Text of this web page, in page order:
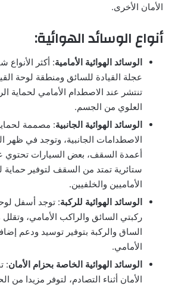
الأمان الأخرى.
أنواع الوسائد الهوائية:
الوسائد الهوائية الأمامية: أكثر
عجلة القيادة للسائق ومنطقة لوحة
تنتشر عند الاصطدام الأمامي لحماية
العلوي من الجسم.
الوسائد الهوائية الجانبية: مصممة
الاصطدامات الجانبية، وتوجد في ظهر
أعمدة السقف، بعض السيارات تحتوي
ستائرية تمتد من السقف لتوفير
الأماميين والخلفيين.
الوسائد الهوائية للركبة: توجد أسفل
ركبتي السائق والراكب الأمامي،
الساق والركبة بتوفير توسيد ودعم
الأمامي.
الوسائد الهوائية الخاصة بحزام الأمان:
الأمان أثناء التصادم، لتوفر مزيدا من